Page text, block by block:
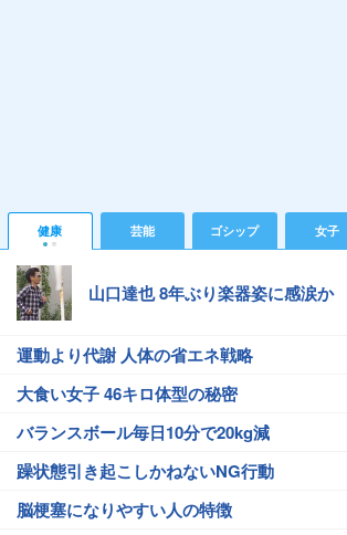
健康 芸能 ゴシップ 女子
山口達也 8年ぶり楽器姿に感涙か
運動より代謝 人体の省エネ戦略
大食い女子 46キロ体型の秘密
バランスボール毎日10分で20kg減
躁状態引き起こしかねないNG行動
脳梗塞になりやすい人の特徴